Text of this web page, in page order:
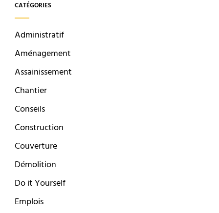
CATÉGORIES
Administratif
Aménagement
Assainissement
Chantier
Conseils
Construction
Couverture
Démolition
Do it Yourself
Emplois